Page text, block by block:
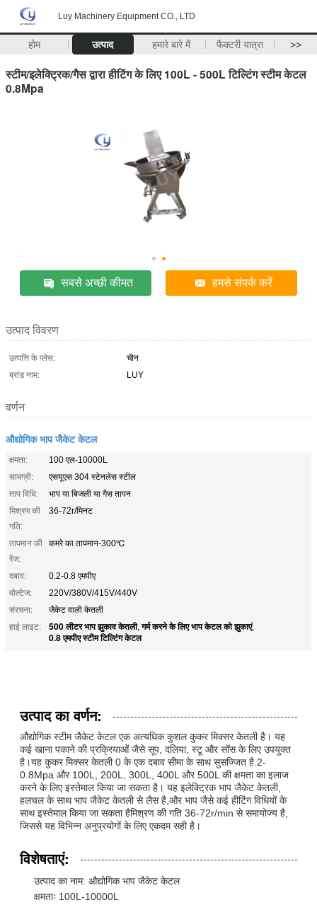
Luy Machinery Equipment CO., LTD
होम उत्पाद हमारे बारे में फैक्टरी यात्रा >>
स्टीम/इलेक्ट्रिक/गैस द्वारा हीटिंग के लिए 100L - 500L टिल्टिंग स्टीम केटल
0.8Mpa
सबसे अच्छी कीमत हमसे संपर्क करें
उत्पाद विवरण
उत्पत्ति के प्लेस:
चीन
ब्रांड नाम:
LUY
वर्णन
औद्योगिक भाप जैकेट केटल
क्षमता:
100 एल-10000L
सामग्री:
एसयूएस 304 स्टेनलेस स्टील
ताप विधि:
भाप या बिजली या गैस तापन
मिश्रण की
गति:
36-72r/मिनट
तापमान की
रेंज:
कमरे का तापमान-300℃
दबाव:
0.2-0.8 एमपीए
वोल्टेज:
220V/380V/415V/440V
संरचना:
जैकेट वाली केतली
हाई लाइट:
500 लीटर भाप झुकाव केतली,गर्म करने के लिए भाप केटल को झुकाएं,
0.8 एमपीए स्टीम टिल्टिंग केटल
उत्पाद का वर्णन:
औद्योगिक स्टीम जैकेट केटल एक अत्यधिक कुशल कुकर मिक्सर केतली है। यह
कई खाना पकाने की प्रक्रियाओं जैसे सूप, दलिया, स्टू और सॉस के लिए उपयुक्त
है।यह कुकर मिक्सर केतली 0 के एक दबाव सीमा के साथ सुसज्जित है.2-
0.8Mpa और 100L, 200L, 300L, 400L और 500L की क्षमता का इलाज
करने के लिए इस्तेमाल किया जा सकता है। यह इलेक्ट्रिक भाप जैकेट केतली,
हलचल के साथ भाप जैकेट केतली से लैस है,और भाप जैसे कई हीटिंग विधियों के
साथ इस्तेमाल किया जा सकता हैमिश्रण की गति 36-72r/min से समायोज्य है,
जिससे यह विभिन्न अनुप्रयोगों के लिए एकदम सही है।
विशेषताएं:
उत्पाद का नाम: औद्योगिक भाप जैकेट केटल
क्षमताः 100L-10000L